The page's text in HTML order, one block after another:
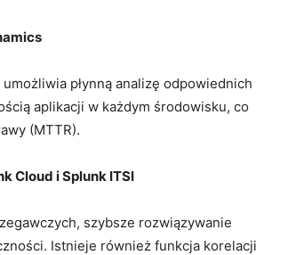
płynną analizę odpowiednich
aplikacji w każdym środowisku, co
(MTTR).
Cloud i Splunk ITSI
szybsze rozwiązywanie
Istnieje również funkcja korelacji